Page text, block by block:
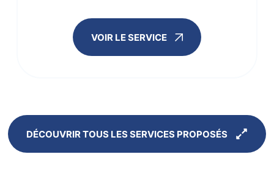
VOIR LE SERVICE
DÉCOUVRIR TOUS LES SERVICES PROPOSÉS